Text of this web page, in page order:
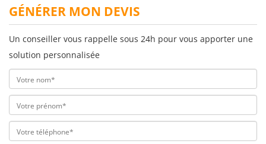
GÉNÉRER MON DEVIS
Un conseiller vous rappelle sous 24h pour vous apporter une
solution personnalisée